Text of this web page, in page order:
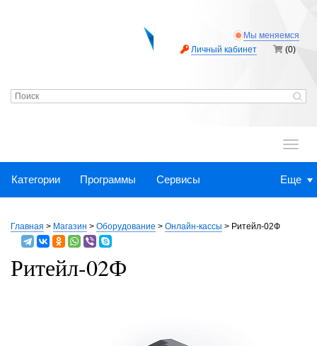
Мы меняемся
Личный кабинет
(0)
.
Категории Программы Сервисы Еще
Главная > Магазин > Оборудование > Онлайн-кассы > Ритейл-02Ф
Ритейл-02Ф